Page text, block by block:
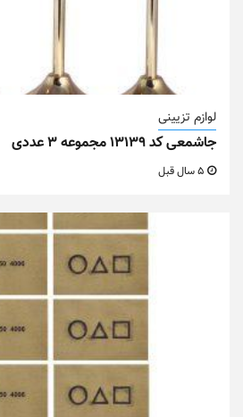
لوازم تزیینی
جاشمعی کد ۱۳۱۳۹ مجموعه ۳ عددی